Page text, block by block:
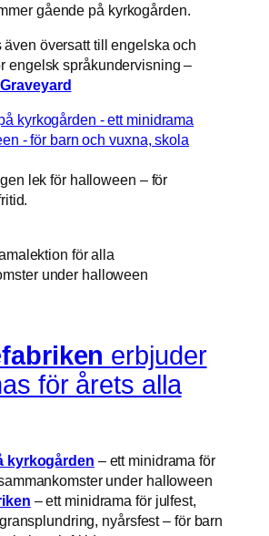
gående på kyrkogården.
även översatt till engelska och
engelsk språkundervisning –
lek för halloween – för
för alla
under halloween
erbjuder
för årets alla
kyrkogården – ett minidrama för
under halloween
– ett minidrama för julfest,
nyårsfest – för barn